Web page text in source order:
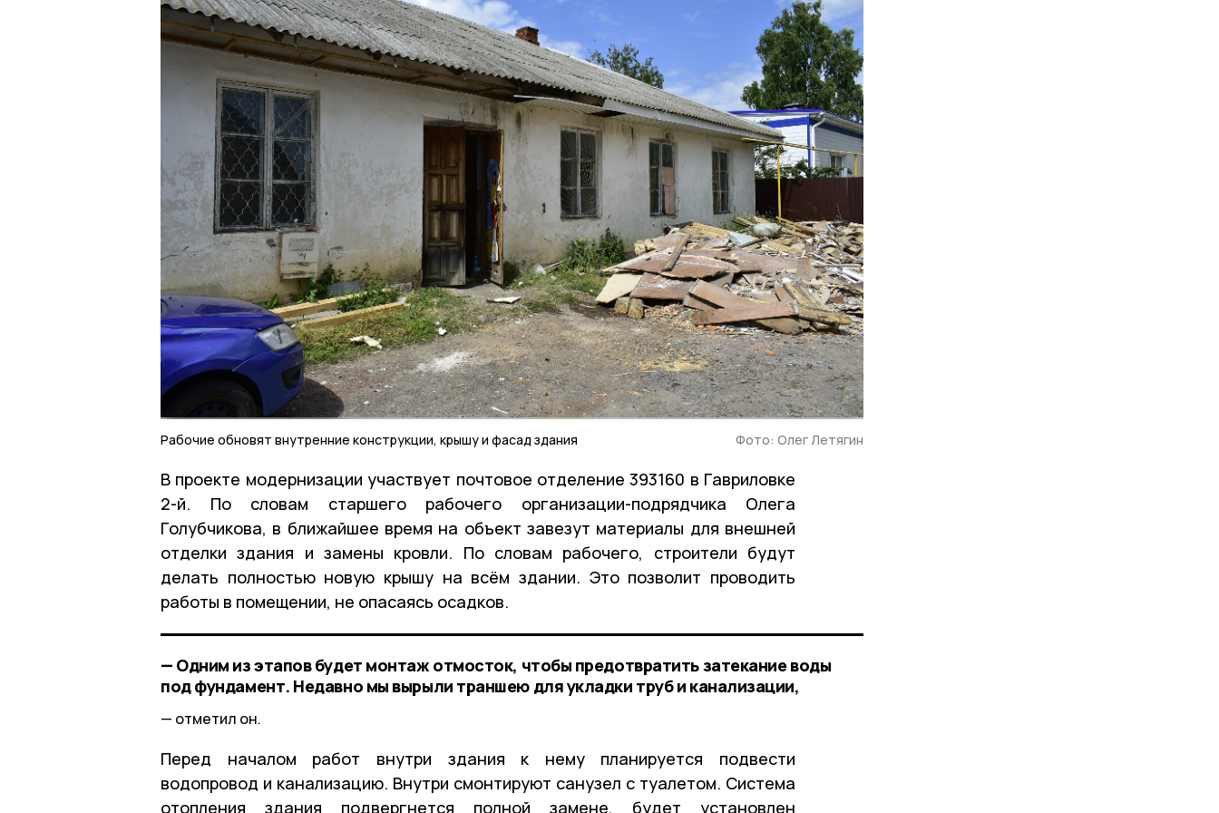
Рабочие обновят внутренние конструкции, крышу и фасад здания Фото: Олег Летягин
В проекте модернизации участвует почтовое отделение 393160 в Гавриловке
2-й. По словам старшего рабочего организации-подрядчика Олега
Голубчикова, в ближайшее время на объект завезут материалы для внешней
отделки здания и замены кровли. По словам рабочего, строители будут
делать полностью новую крышу на всём здании. Это позволит проводить
работы в помещении, не опасаясь осадков.
— Одним из этапов будет монтаж отмосток, чтобы предотвратить затекание воды
под фундамент. Недавно мы вырыли траншею для укладки труб и канализации,
отметил он.
Перед началом работ внутри здания к нему планируется подвести
водопровод и канализацию. Внутри смонтируют санузел с туалетом. Система
отопления здания подвергнется полной замене, будет установлен